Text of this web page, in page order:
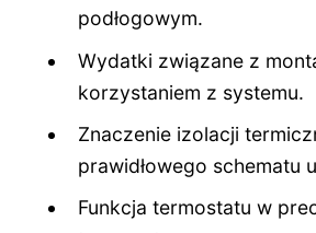
podłogowym.
Wydatki związane z
korzystaniem z systemu.
Znaczenie izolacji
prawidłowego schematu
Funkcja termostatu w